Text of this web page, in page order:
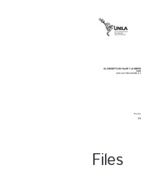
Files